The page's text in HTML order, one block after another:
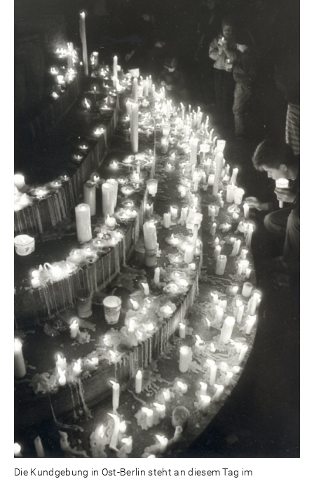
Die Kundgebung in Ost-Berlin steht an diesem Tag im